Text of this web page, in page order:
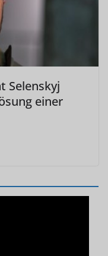
Selenskyj
einer